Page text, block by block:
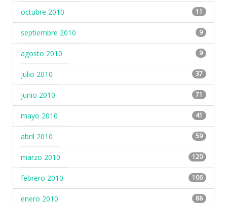
octubre 2010 11
septiembre 2010 9
agosto 2010 9
julio 2010 37
junio 2010 71
mayo 2010 41
abril 2010 59
marzo 2010 120
febrero 2010 106
enero 2010 88